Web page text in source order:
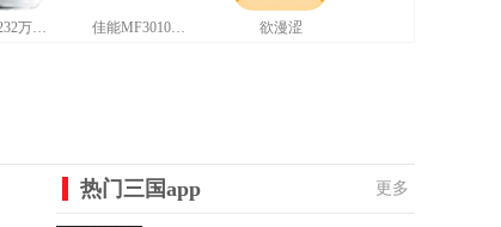
usb转rs232万能驱动最新版 佳能MF3010打印机驱动最新版 欲漫涩
热门三国app 更多